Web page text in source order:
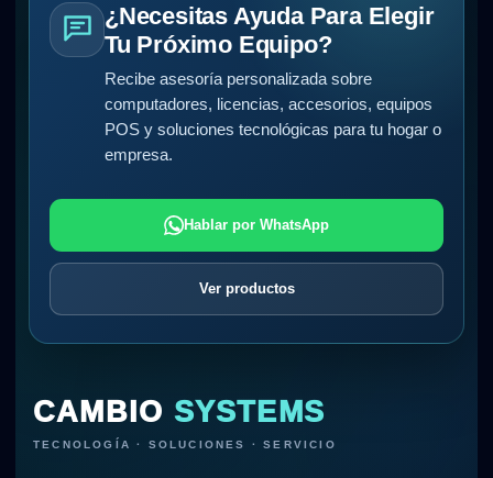
¿Necesitas Ayuda Para Elegir
Tu Próximo Equipo?
Recibe asesoría personalizada sobre
computadores, licencias, accesorios, equipos
POS y soluciones tecnológicas para tu hogar o
empresa.
Hablar por WhatsApp
Ver productos
CAMBIO SYSTEMS
TECNOLOGÍA · SOLUCIONES · SERVICIO